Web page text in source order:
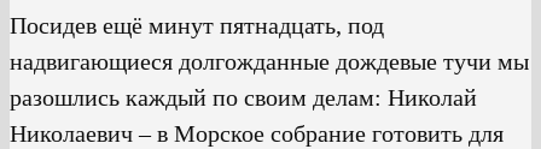
Посидев ещё минут пятнадцать, под
надвигающиеся долгожданные дождевые тучи мы
разошлись каждый по своим делам: Николай
Николаевич – в Морское собрание готовить для